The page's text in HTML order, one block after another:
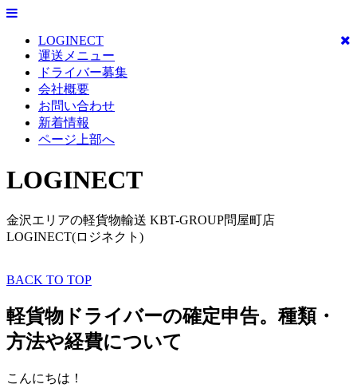
LOGINECT
運送メニュー
ドライバー募集
会社概要
お問い合わせ
新着情報
ページ上部へ
LOGINECT
金沢エリアの軽貨物輸送 KBT-GROUP問屋町店
LOGINECT(ロジネクト)
BACK TO TOP
軽貨物ドライバーの確定申告。種類・
方法や経費について
こんにちは！